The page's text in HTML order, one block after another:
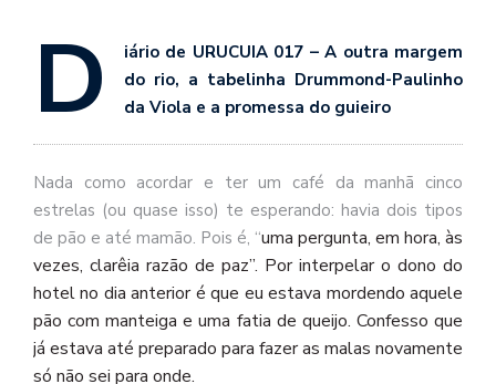
D
iário de URUCUIA 017 – A outra margem
do rio, a tabelinha Drummond-Paulinho
da Viola e a promessa do guieiro
Nada como acordar e ter um café da manhã cinco
estrelas (ou quase isso) te esperando: havia dois tipos
de pão e até mamão. Pois é, “uma pergunta, em hora, às
vezes, clarêia razão de paz”. Por interpelar o dono do
hotel no dia anterior é que eu estava mordendo aquele
pão com manteiga e uma fatia de queijo. Confesso que
já estava até preparado para fazer as malas novamente
só não sei para onde.